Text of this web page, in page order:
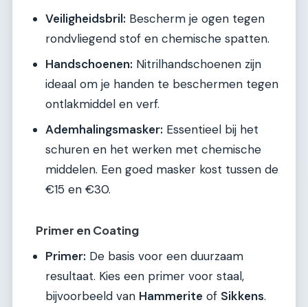
Veiligheidsbril: Bescherm je ogen tegen
rondvliegend stof en chemische spatten.
Handschoenen: Nitrilhandschoenen zijn
ideaal om je handen te beschermen tegen
ontlakmiddel en verf.
Ademhalingsmasker: Essentieel bij het
schuren en het werken met chemische
middelen. Een goed masker kost tussen de
€15 en €30.
Primer en Coating
Primer: De basis voor een duurzaam
resultaat. Kies een primer voor staal,
bijvoorbeeld van Hammerite of Sikkens.